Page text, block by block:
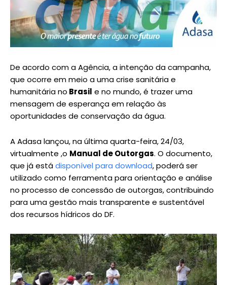
De acordo com a Agência, a intenção da campanha,
que ocorre em meio a uma crise sanitária e
humanitária no Brasil e no mundo, é trazer uma
mensagem de esperança em relação às
oportunidades de conservação da água.
A Adasa lançou, na última quarta-feira, 24/03,
virtualmente ,o Manual de Outorgas. O documento,
que já estádisponível para download, poderá ser
utilizado como ferramenta para orientação e análise
no processo de concessão de outorgas, contribuindo
para uma gestão mais transparente e sustentável
dos recursos hídricos do DF.